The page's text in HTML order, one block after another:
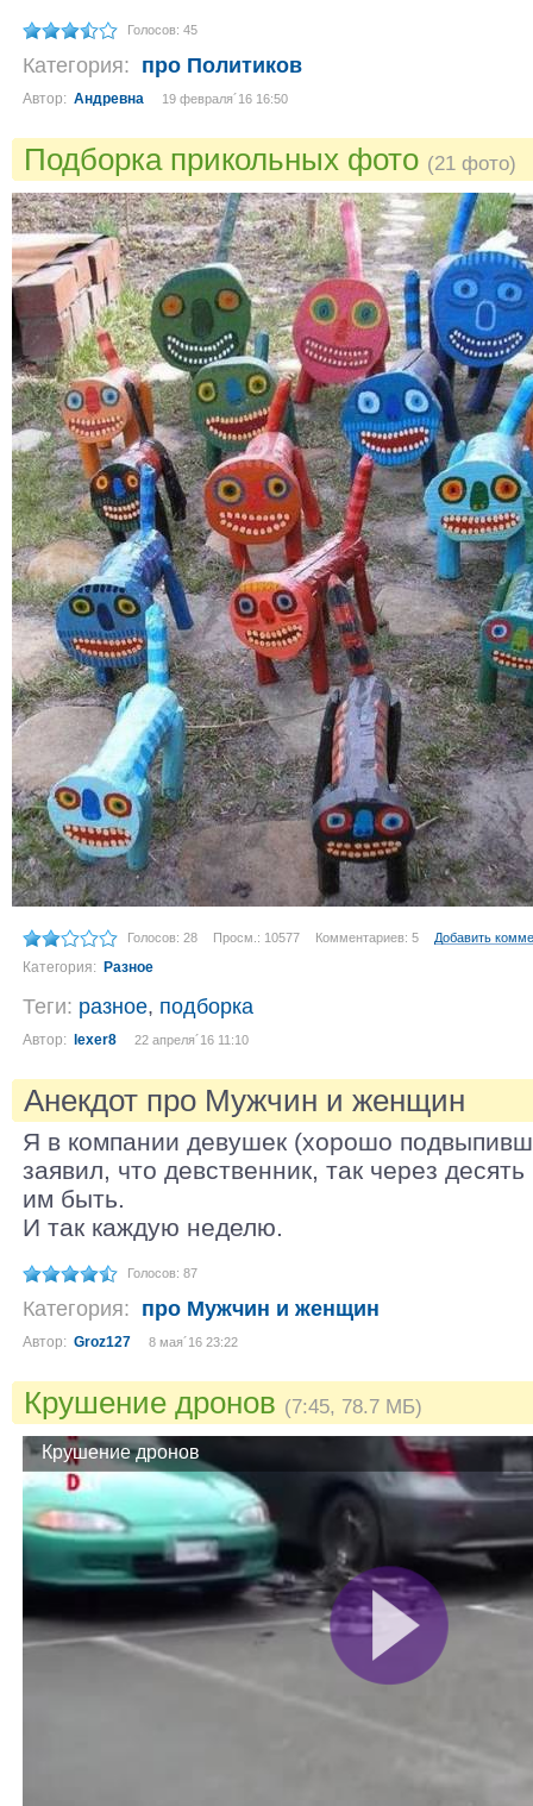
Голосов: 45
Категория: про Политиков
Автор: Андревна 19 февраля´16 16:50
Подборка прикольных фото (21 фото)
Голосов: 28 Просм.: 10577 Комментариев: 5 Добавить
Категория: Разное
Теги: разное, подборка
Автор: lexer8 22 апреля´16 11:10
Анекдот про Мужчин и женщин
Я в компании девушек (хорошо
заявил, что девственник, так через
им быть.
И так каждую неделю.
Голосов: 87
Категория: про Мужчин и женщин
Автор: Groz127 8 мая´16 23:22
Крушение дронов (7:45, 78.7 МБ)
Крушение дронов